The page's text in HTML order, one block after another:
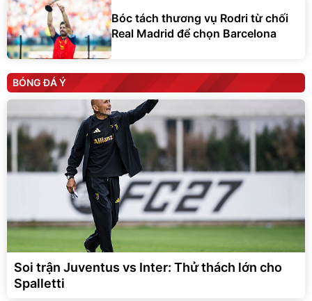
Bóc tách thương vụ Rodri từ chối
Real Madrid để chọn Barcelona
BÓNG ĐÁ Ý
Soi trận Juventus vs Inter: Thử thách lớn cho
Spalletti